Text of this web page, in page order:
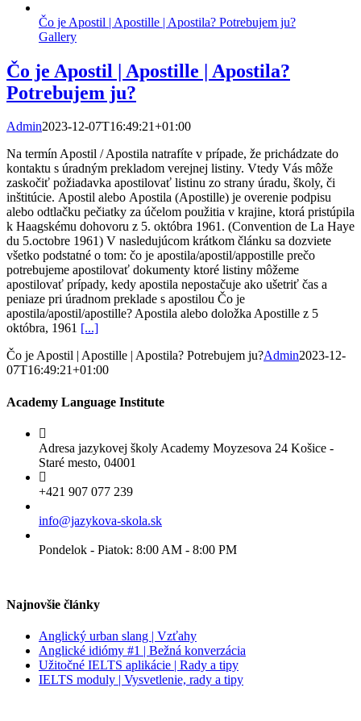
Čo je Apostil | Apostille | Apostila? Potrebujem ju?
Gallery
Čo je Apostil | Apostille | Apostila?
Potrebujem ju?
Admin2023-12-07T16:49:21+01:00
Na termín Apostil / Apostila natrafíte v prípade, že prichádzate do
kontaktu s úradným prekladom verejnej listiny. Vtedy Vás môže
zaskočiť požiadavka apostilovať listinu zo strany úradu, školy, či
inštitúcie. Apostil alebo Apostila (Apostille) je overenie podpisu
alebo odtlačku pečiatky za účelom použitia v krajine, ktorá pristúpila
k Haagskému dohovoru z 5. októbra 1961. (Convention de La Haye
du 5.octobre 1961) V nasledujúcom krátkom článku sa dozviete
všetko podstatné o tom: čo je apostila/apostil/appostille prečo
potrebujeme apostilovať dokumenty ktoré listiny môžeme
apostilovať prípady, kedy apostila nepostačuje ako ušetriť čas a
peniaze pri úradnom preklade s apostilou Čo je
apostila/apostil/apostille? Apostila alebo doložka Apostille z 5
októbra, 1961 [...]
Čo je Apostil | Apostille | Apostila? Potrebujem ju?Admin2023-12-
07T16:49:21+01:00
Academy Language Institute
Adresa jazykovej školy Academy Moyzesova 24 Košice -
Staré mesto, 04001
+421 907 077 239
info@jazykova-skola.sk
Pondelok - Piatok: 8:00 AM - 8:00 PM
Najnovšie články
Anglický urban slang | Vzťahy
Anglické idiómy #1 | Bežná konverzácia
Užitočné IELTS aplikácie | Rady a tipy
IELTS moduly | Vysvetlenie, rady a tipy